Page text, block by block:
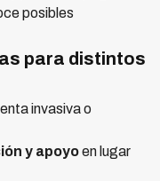
posibles
para distintos
invasiva o
y apoyoen lugar